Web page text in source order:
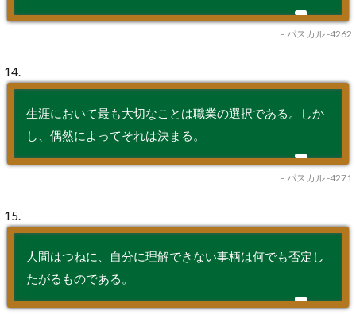
– パスカル -4262
14.
生涯において最も大切なことは職業の選択である。しか
し、偶然によってそれは決まる。
– パスカル -4271
15.
人間はつねに、自分に理解できない事柄は何でも否定し
たがるものである。